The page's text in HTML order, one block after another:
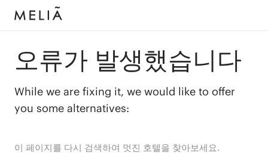
오류가 발생했습니다
While we are fixing it, we would like to offer
you some alternatives:
이 페이지를 다시 검색하여 멋진 호텔을 찾아보세요.